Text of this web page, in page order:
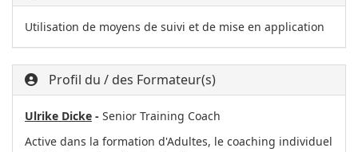
Utilisation de moyens de suivi et de mise en application
Profil du / des Formateur(s)
Ulrike Dicke - Senior Training Coach
Active dans la formation d'Adultes, le coaching individuel